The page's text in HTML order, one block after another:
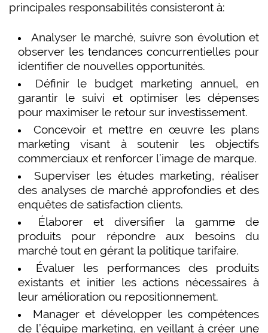
principales responsabilités consisteront à:
Analyser le marché, suivre son évolution et
observer les tendances concurrentielles pour
identifier de nouvelles opportunités.
Définir le budget marketing annuel, en
garantir le suivi et optimiser les dépenses
pour maximiser le retour sur investissement.
Concevoir et mettre en œuvre les plans
marketing visant à soutenir les objectifs
commerciaux et renforcer l’image de marque.
Superviser les études marketing, réaliser
des analyses de marché approfondies et des
enquêtes de satisfaction clients.
Élaborer et diversifier la gamme de
produits pour répondre aux besoins du
marché tout en gérant la politique tarifaire.
Évaluer les performances des produits
existants et initier les actions nécessaires à
leur amélioration ou repositionnement.
Manager et développer les compétences
de l’équipe marketing, en veillant à créer une